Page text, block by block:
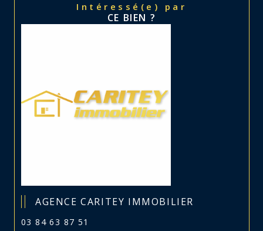
Intéressé(e) par
CE BIEN ?
AGENCE CARITEY IMMOBILIER
03 84 63 87 51